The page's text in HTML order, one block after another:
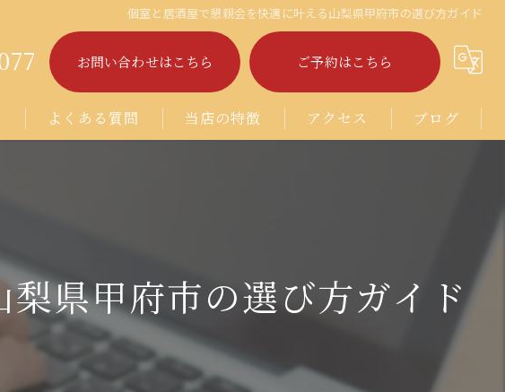
個室と居酒屋で懇親会を快適に叶える山梨県甲府市の選び方ガイド
お問い合わせはこちら ご予約はこちら
よくある質問 当店の特徴
キッズルーム
宴会
アクセス ブログ
県甲府市の選び方ガイド